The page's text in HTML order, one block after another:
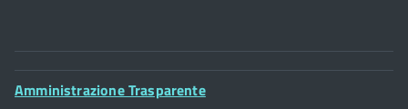
Comune di Firenze
Palazzo Vecchio
Piazza della Signoria - 50122, Firenze
Footer
Amministrazione Trasparente